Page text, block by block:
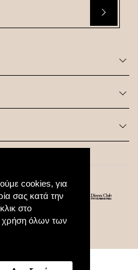
cookies, για
σας κατά την
στο
χρήση όλων των
Created by